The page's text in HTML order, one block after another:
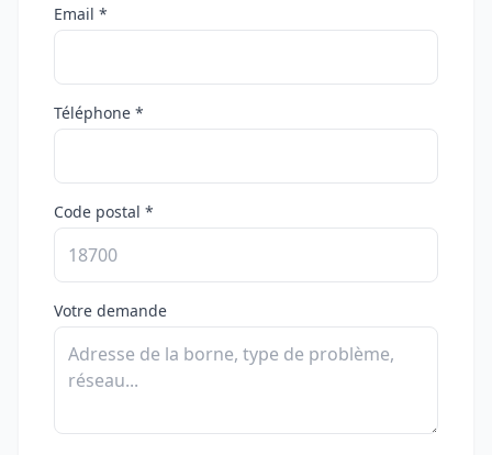
Email *
Téléphone *
Code postal *
Votre demande